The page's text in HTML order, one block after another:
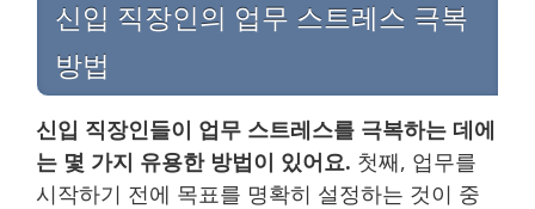
신입 직장인의 업무 스트레스 극복
방법
신입 직장인들이 업무 스트레스를 극복하는 데에
는 몇 가지 유용한 방법이 있어요. 첫째, 업무를
시작하기 전에 목표를 명확히 설정하는 것이 중